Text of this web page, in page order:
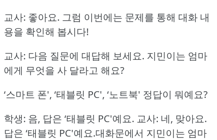
교사: 좋아요. 그럼 이번에는 문제를 통해 대화 내
용을 확인해 봅시다!
교사: 다음 질문에 대답해 보세요. 지민이는 엄마
에게 무엇을 사 달라고 해요?
‘스마트 폰', ‘태블릿 PC', ‘노트북' 정답이 뭐예요?
학생: 음, 답은 ‘태블릿 PC'예요. 교사: 네, 맞아요.
답은 ‘태블릿 PC'예요.대화문에서 지민이는 엄마